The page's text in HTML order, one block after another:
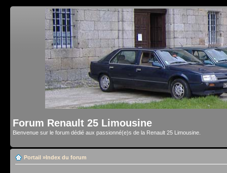
Forum Renault 25 Limousine
Bienvenue sur le forum dédié aux passionné(e)s de la Renault 25 Limousine.
Portail »Index du forum